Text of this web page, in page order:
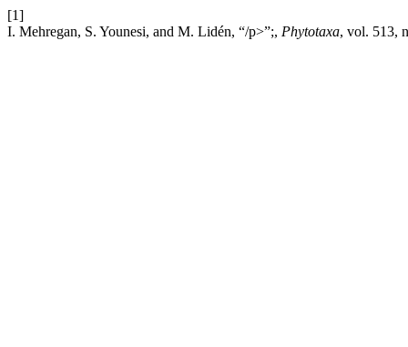
[1]
I. Mehregan, S. Younesi, and M. Lidén, “/p>”;, Phytotaxa, vol. 513,